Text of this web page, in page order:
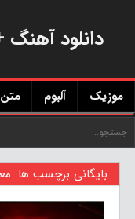
دانلود
موزیک آلبوم
بایگانی برچسب ها: